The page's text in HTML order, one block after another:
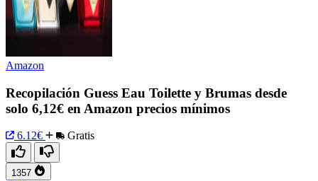
Amazon
Recopilación Guess Eau Toilette y Brumas desde
solo 6,12€ en Amazon precios mínimos
6.12€ Gratis
1357